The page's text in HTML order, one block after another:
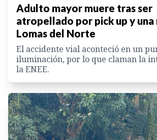
Adulto mayor muere tras ser
atropellado por pick up y una
Lomas del Norte
El accidente vial aconteció en un
iluminación, por lo que claman la
la ENEE.